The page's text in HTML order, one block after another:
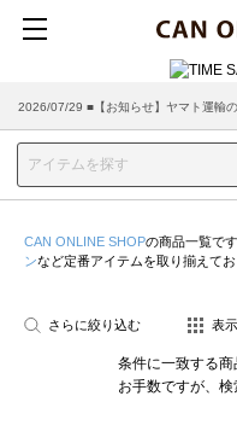
2026/07/29 ■【お知らせ】ヤマト運輸
CAN ONLINE SHOPの商品一覧です
ンなど定番アイテムを取り揃えてお
さらに絞り込む 表
条件に一致する商
お手数ですが、検